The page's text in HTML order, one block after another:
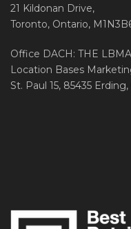
21 Kildonan Drive,
Toronto, Ontario,
Office DACH: THE LBMA
Location Bases
St. Paul 15, 85435